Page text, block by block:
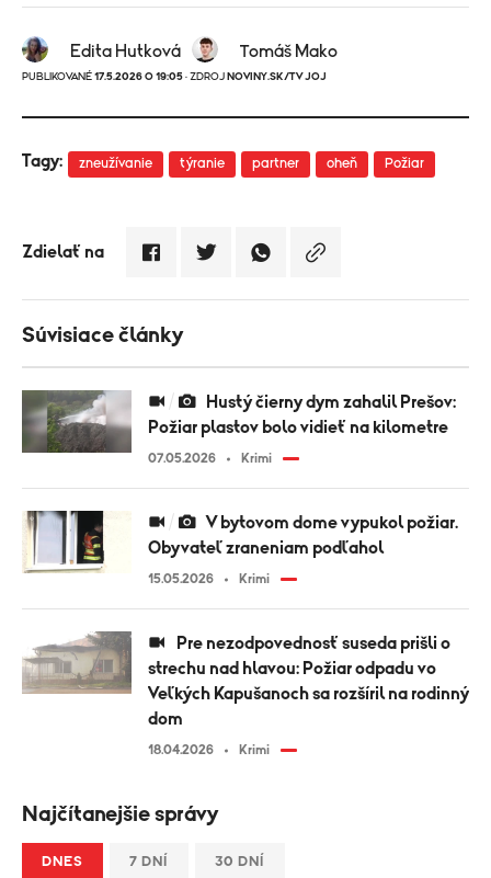
Edita Hutková Tomáš Mako
PUBLIKOVANÉ 17.5.2026 O 19:05 · ZDROJ NOVINY.SK/TV JOJ
Tagy: zneužívanie týranie partner oheň Požiar
Zdielať na
Súvisiace články
Požiar plastov bolo vidieť na kilometre
07.05.2026 Krimi
Obyvateľ zraneniam podľahol
15.05.2026 Krimi
strechu nad hlavou: Požiar odpadu vo
Veľkých Kapušanoch sa rozšíril na rodinný
dom
18.04.2026 Krimi
Najčítanejšie správy
DNES 7 DNÍ 30 DNÍ